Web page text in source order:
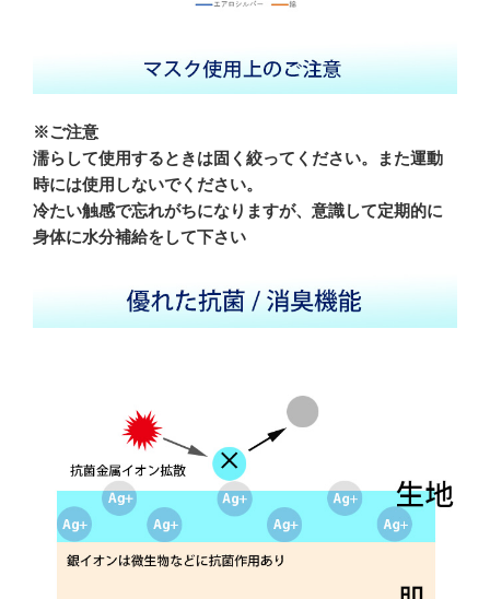
※ご注意
濡らして使用するときは固く絞ってください。また運動
時には使用しないでください。
冷たい触感で忘れがちになりますが、意識して定期的に
身体に水分補給をして下さい